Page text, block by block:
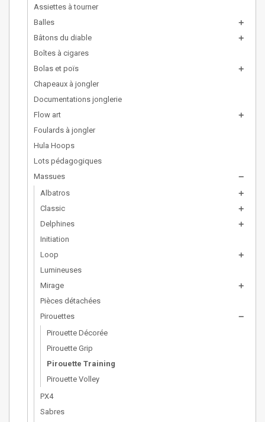
Assiettes à tourner
Balles
add
Bâtons du diable add
Boîtes à cigares
Bolas et poïs
add
Chapeaux à jongler
Documentations jonglerie
Flow art
add
Foulards à jongler
Hula Hoops
Lots pédagogiques
Massues
remove
Albatros add
Classic add
Delphines add
Initiation
Loop
add
Lumineuses
Mirage
add
Pièces détachées
Pirouettes
remove
Pirouette Décorée
Pirouette Grip
Pirouette Training
Pirouette Volley
PX4
Sabres